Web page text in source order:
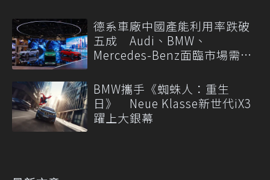
德系車廠中國產能利用率跌破
五成 Audi、BMW、
Mercedes-Benz面臨市場需求
BMW攜手《蜘蛛人：重生
日》 Neue Klasse新世代iX3
躍上大銀幕